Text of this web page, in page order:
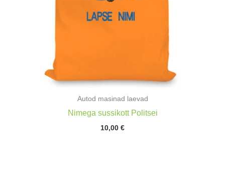
Autod masinad laevad
Nimega sussikott Politsei
10,00 €